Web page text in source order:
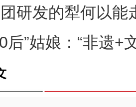
研发的犁何以能
后”姑娘：“非遗+